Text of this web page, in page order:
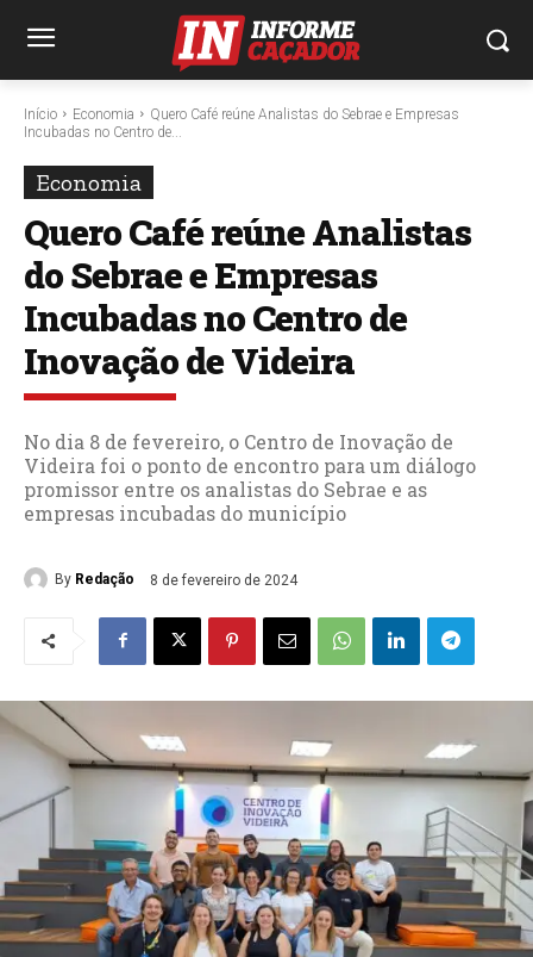
Início Economia
Quero Café reúne Analistas do Sebrae e Empresas
Incubadas no Centro de...
Economia
Quero Café reúne Analistas
do Sebrae e Empresas
Incubadas no Centro de
Inovação de Videira
No dia 8 de fevereiro, o Centro de Inovação de
Videira foi o ponto de encontro para um diálogo
promissor entre os analistas do Sebrae e as
empresas incubadas do município
By Redação 8 de fevereiro de 2024